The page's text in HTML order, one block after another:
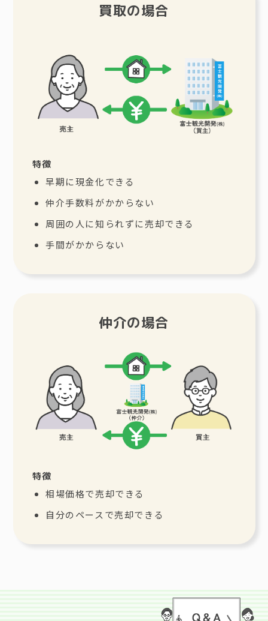
買取の場合
特徴
早期に現金化できる
仲介手数料がかからない
周囲の人に知られずに売却できる
手間がかからない
仲介の場合
特徴
相場価格で売却できる
自分のペースで売却できる